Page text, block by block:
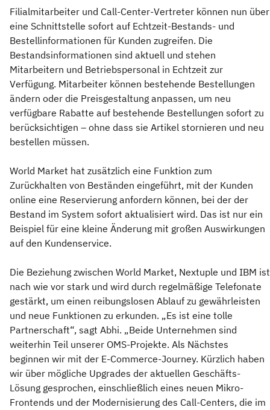
Filialmitarbeiter und Call-Center-Vertreter können nun über
eine Schnittstelle sofort auf Echtzeit-Bestands- und
Bestellinformationen für Kunden zugreifen. Die
Bestandsinformationen sind aktuell und stehen
Mitarbeitern und Betriebspersonal in Echtzeit zur
Verfügung. Mitarbeiter können bestehende Bestellungen
ändern oder die Preisgestaltung anpassen, um neu
verfügbare Rabatte auf bestehende Bestellungen sofort zu
berücksichtigen – ohne dass sie Artikel stornieren und neu
bestellen müssen.
World Market hat zusätzlich eine Funktion zum
Zurückhalten von Beständen eingeführt, mit der Kunden
online eine Reservierung anfordern können, bei der der
Bestand im System sofort aktualisiert wird. Das ist nur ein
Beispiel für eine kleine Änderung mit großen Auswirkungen
auf den Kundenservice.
Die Beziehung zwischen World Market, Nextuple und IBM ist
nach wie vor stark und wird durch regelmäßige Telefonate
gestärkt, um einen reibungslosen Ablauf zu gewährleisten
und neue Funktionen zu erkunden. „Es ist eine tolle
Partnerschaft“, sagt Abhi. „Beide Unternehmen sind
weiterhin Teil unserer OMS-Projekte. Als Nächstes
beginnen wir mit der E-Commerce-Journey. Kürzlich haben
wir über mögliche Upgrades der aktuellen Geschäfts-
Lösung gesprochen, einschließlich eines neuen Mikro-
Frontends und der Modernisierung des Call-Centers, die im